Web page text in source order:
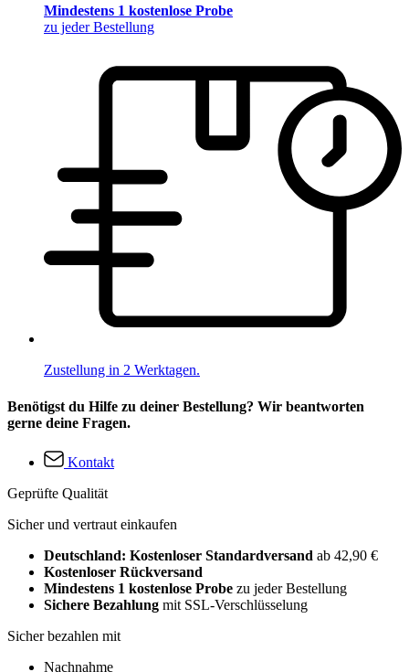
Mindestens 1 kostenlose Probe
zu jeder Bestellung
Zustellung in 2 Werktagen.
Benötigst du Hilfe zu deiner Bestellung? Wir beantworten
gerne deine Fragen.
Kontakt
Geprüfte Qualität
Sicher und vertraut einkaufen
Deutschland: Kostenloser Standardversand ab 42,90 €
Kostenloser Rückversand
Mindestens 1 kostenlose Probe zu jeder Bestellung
Sichere Bezahlung mit SSL-Verschlüsselung
Sicher bezahlen mit
Nachnahme